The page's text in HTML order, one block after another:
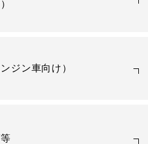
ンジン車向け）